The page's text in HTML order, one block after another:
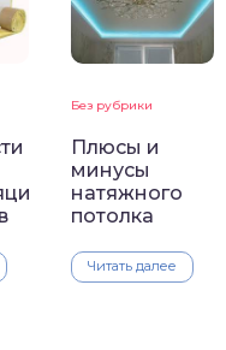
Без рубрики
Плюсы и
минусы
натяжного
потолка
Читать далее